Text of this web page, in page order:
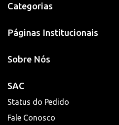
Categorias
Páginas Institucionais
Sobre Nós
SAC
Status do Pedido
Fale Conosco